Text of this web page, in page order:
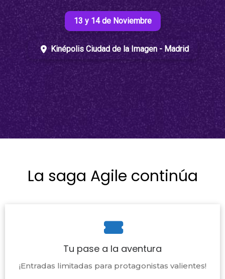
13 y 14 de Noviembre
Kinépolis Ciudad de la Imagen - Madrid
La saga Agile continúa
Tu pase a la aventura
¡Entradas limitadas para protagonistas valientes!